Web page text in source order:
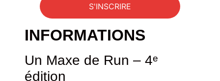
S'INSCRIRE
INFORMATIONS
Un Maxe de Run – 4ᵉ
édition